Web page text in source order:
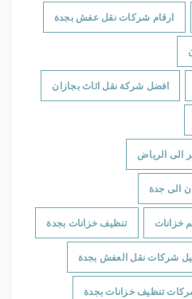
ارقام شركات نقل عفش بجدة
افضل شركة نقل اثاث بجازان
الى الرياض
الى جدة
خزانات تنظيف خزانات بجدة
شركات نقل العفش بجدة
تنظيف خزانات بجدة